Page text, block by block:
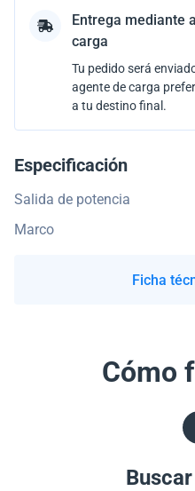
Entrega mediante
carga
Tu pedido será
agente de carga
a tu destino final.
Especificación
Salida de potencia
Marco
Ficha
Cómo